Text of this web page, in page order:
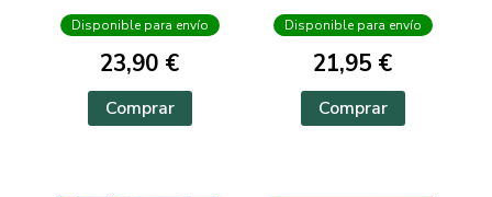
Disponible para envío
23,90 €
Comprar
Disponible para envío
21,95 €
Comprar